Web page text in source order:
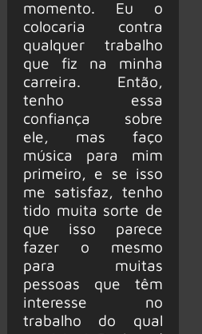
momento. Eu o
colocaria contra
qualquer trabalho
que fiz na minha
carreira. Então,
tenho essa
confiança sobre
ele, mas faço
música para mim
primeiro, e se isso
me satisfaz, tenho
tido muita sorte de
que isso parece
fazer o mesmo
para muitas
pessoas que têm
interesse no
trabalho do qual